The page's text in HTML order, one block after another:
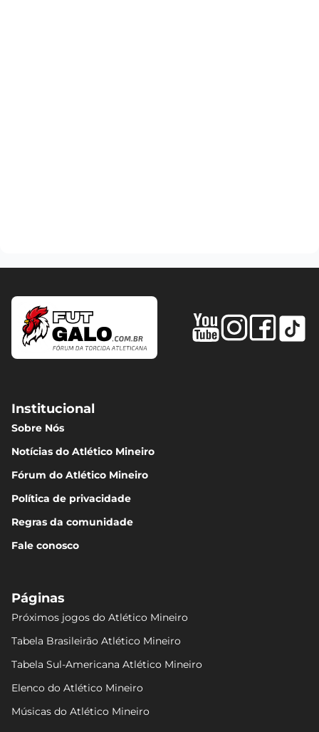
Institucional
Sobre Nós
Notícias do Atlético Mineiro
Fórum do Atlético Mineiro
Política de privacidade
Regras da comunidade
Fale conosco
Páginas
Próximos jogos do Atlético Mineiro
Tabela Brasileirão Atlético Mineiro
Tabela Sul-Americana Atlético Mineiro
Elenco do Atlético Mineiro
Músicas do Atlético Mineiro